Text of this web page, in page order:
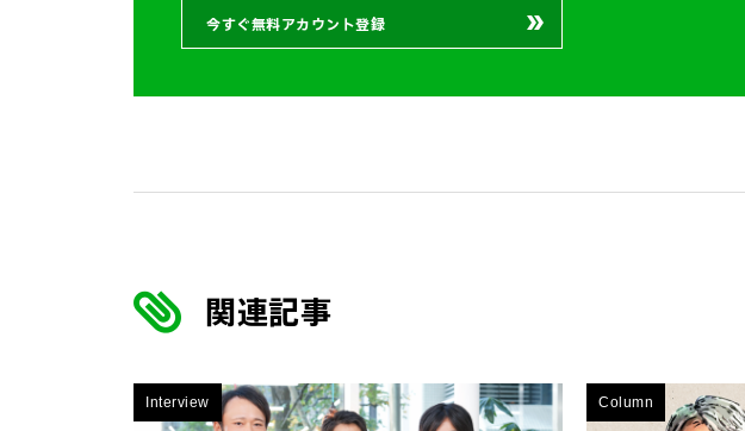
今すぐ無料アカウント登録
関連記事
Interview Column